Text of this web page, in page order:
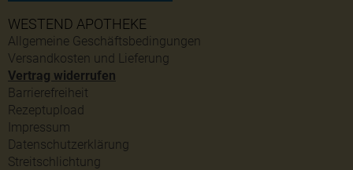
WESTEND APOTHEKE
Allgemeine Geschäftsbedingungen
Versandkosten und Lieferung
Vertrag widerrufen
Barrierefreiheit
Rezeptupload
Impressum
Datenschutzerklärung
Streitschlichtung